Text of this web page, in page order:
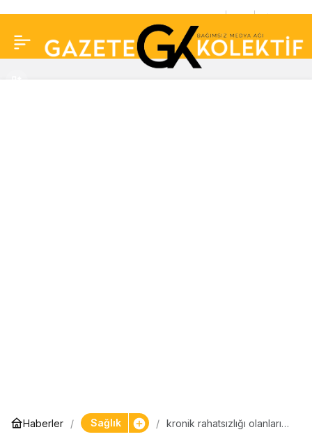
Haberler Sağlık
kronik rahatsızlığı olanları
neden olabiliyor: Göz